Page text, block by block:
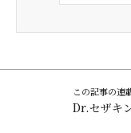
この記事の連
Dr.セザキ